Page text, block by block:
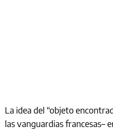
La idea del “objeto
las vanguardias francesas–